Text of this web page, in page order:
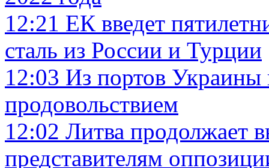
12:21 ЕК введет
сталь из России и Турции
12:03 Из портов Украины
продовольствием
12:02 Литва продолжает
представителям